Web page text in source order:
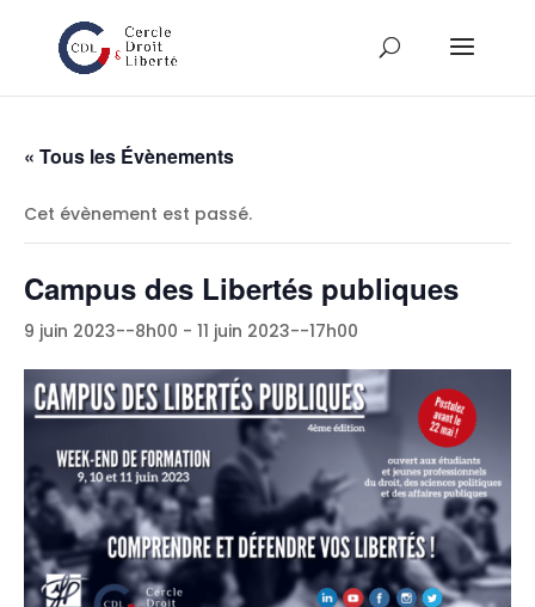
« Tous les Évènements
Cet évènement est passé.
Campus des Libertés publiques
9 juin 2023--8h00 - 11 juin 2023--17h00